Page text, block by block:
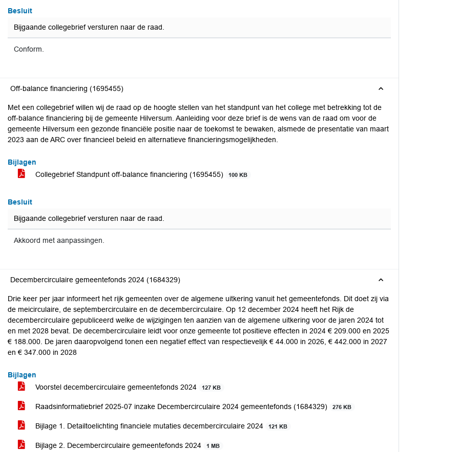
Besluit
Bijgaande collegebrief versturen naar de raad.
Conform.
Off-balance financiering (1695455)
Met een collegebrief willen wij de raad op de hoogte stellen van het standpunt van het college met betrekking tot de
off-balance financiering bij de gemeente Hilversum. Aanleiding voor deze brief is de wens van de raad om voor de
gemeente Hilversum een gezonde financiële positie naar de toekomst te bewaken, alsmede de presentatie van maart
2023 aan de ARC over financieel beleid en alternatieve financieringsmogelijkheden.
Bijlagen
Collegebrief Standpunt off-balance financiering (1695455)
100 KB
Besluit
Bijgaande collegebrief versturen naar de raad.
Akkoord met aanpassingen.
Decembercirculaire gemeentefonds 2024 (1684329)
Drie keer per jaar informeert het rijk gemeenten over de algemene uitkering vanuit het gemeentefonds. Dit doet zij via
de meicirculaire, de septembercirculaire en de decembercirculaire. Op 12 december 2024 heeft het Rijk de
decembercirculaire gepubliceerd welke de wijzigingen ten aanzien van de algemene uitkering voor de jaren 2024 tot
en met 2028 bevat. De decembercirculaire leidt voor onze gemeente tot positieve effecten in 2024 € 209.000 en 2025
€ 188.000. De jaren daaropvolgend tonen een negatief effect van respectievelijk € 44.000 in 2026, € 442.000 in 2027
en € 347.000 in 2028
Bijlagen
Voorstel decembercirculaire gemeentefonds 2024
127 KB
Raadsinformatiebrief 2025-07 inzake Decembercirculaire 2024 gemeentefonds (1684329) 276 KB
Bijlage 1. Detailtoelichting financiele mutaties decembercirculaire 2024 121 KB
Bijlage 2. Decembercirculaire gemeentefonds 2024 1 MB